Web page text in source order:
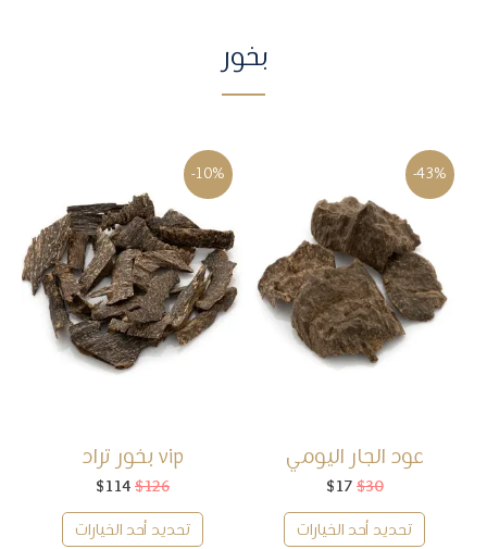
بخور
عود الجار اليومي
$30 السعر
هو:
$30.
$17
هو:
$17.
-43%
تحديد أحد الخيارات
vip بخور تراد
$126 السعر
هو:
$126.
$114
هو:
$114.
-10%
تحديد أحد الخيارات